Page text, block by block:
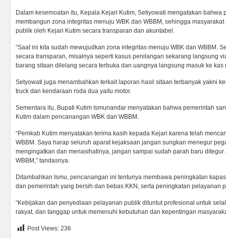
Dalam kesemoatan itu, Kepala Kejari Kutim, Setiyowati mengatakan bahwa
membangun zona integritas menuju WBK dan WBBM, sehingga
publik oleh Kejari Kutim secara transparan dan akuntabel.
“Saat ini kita sudah mewujudkan zona integritas menuju WBK dan WBBM.
secara transparan, misalnya seperti kasus penilangan sekarang langsung
barang sitaan dilelang secara terbuka dan uangnya langsung masuk ke kas
Setyowati juga menambahkan terkait laporan hasil sitaan terbanyak yakni
truck dan kendaraan roda dua yaitu motor.
Sementara itu, Bupati Kutim Ismunandar menyatakan bahwa pemerintah
Kutim dalam pencanangan WBK dan WBBM.
“Pemkab Kutim menyatakan terima kasih kepada Kejari karena telah
WBBM. Saya harap seluruh aparat kejaksaan jangan sungkan menegur
mengingatkan dan menasihatinya, jangan sampai sudah parah baru
WBBM,” tandasnya.
Ditambahkan Ismu, pencanangan ini tentunya membawa peningkatan
dan pemerintah yang bersih dan bebas KKN, serta peningkatan pelayanan
“Kebijakan dan penyediaan pelayanan publik dituntut profesional untuk
rakyat, dan tanggap untuk memenuhi kebutuhan dan kepentingan
Post Views: 236